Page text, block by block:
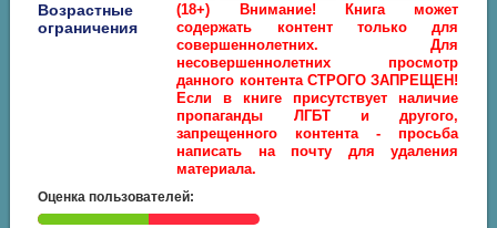
Возрастные
ограничения
(18+) Внимание! Книга может
содержать контент только для
совершеннолетних. Для
несовершеннолетних просмотр
данного контента СТРОГО ЗАПРЕЩЕН!
Если в книге присутствует наличие
пропаганды ЛГБТ и другого,
запрещенного контента - просьба
написать на почту для удаления
материала.
Оценка пользователей: